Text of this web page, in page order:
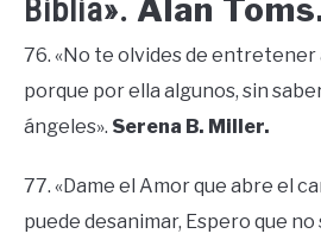
Biblia». Alan
76. «No te olvides de entretener
porque por ella algunos, sin
ángeles». Serena B. Miller.
77. «Dame el Amor que abre el
puede desanimar, Espero que no